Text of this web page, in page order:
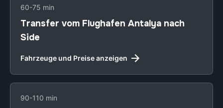
60-75 min
Transfer vom Flughafen Antalya nach
Side
Fahrzeuge und Preise anzeigen
90-110 min